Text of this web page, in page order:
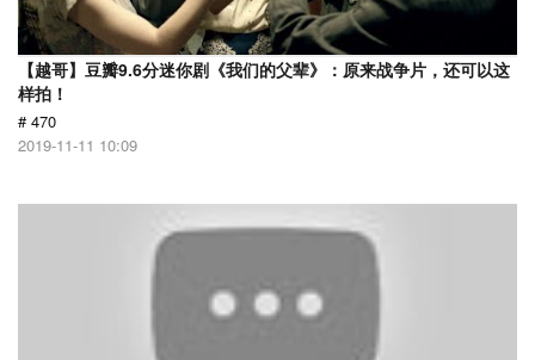
【越哥】豆瓣9.6分迷你剧《我们的父辈》：原来战争片，还可以这
样拍！
# 470
2019-11-11 10:09